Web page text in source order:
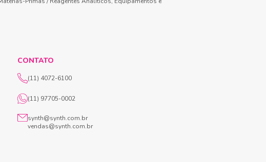
CONTATO
(11) 4072-6100
(11) 97705-0002
synth@synth.com.br
vendas@synth.com.br